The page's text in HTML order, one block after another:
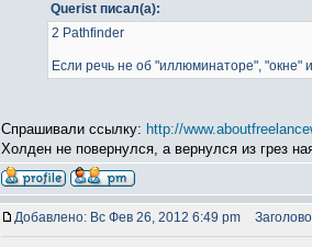
Querist писал(а):
2 Pathfinder
Если речь не об "иллюминаторе", "окне"
Спрашивали ссылку: http://
Холден не повернулся, а вернулся из грез
Добавлено: Вс Фев 26, 2012 6:49 pm